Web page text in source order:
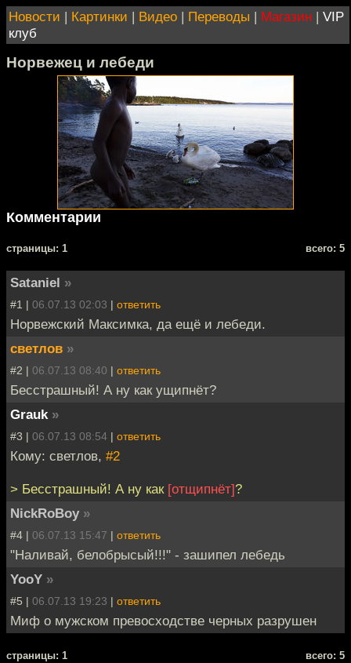
Новости | Картинки | Видео | Переводы | Магазин | VIP
клуб
Норвежец и лебеди
Комментарии
cтраницы: 1 всего: 5
Sataniel »
#1 | 06.07.13 02:03 | ответить
Норвежский Максимка, да ещё и лебеди.
светлов »
#2 | 06.07.13 08:40 | ответить
Бесстрашный! А ну как ущипнёт?
Grauk »
#3 | 06.07.13 08:54 | ответить
Кому: светлов, #2
> Бесстрашный! А ну как [отщипнёт]?
NickRoBoy »
#4 | 06.07.13 15:47 | ответить
"Наливай, белобрысый!!!" - зашипел лебедь
YooY »
#5 | 06.07.13 19:23 | ответить
Миф о мужском превосходстве черных разрушен
cтраницы: 1 всего: 5